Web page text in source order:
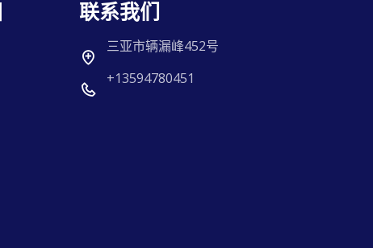
联系我们
三亚市辆漏峰452号
+13594780451